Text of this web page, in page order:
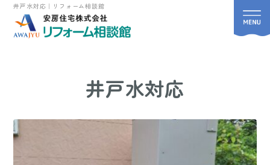
井戸水対応｜リフォーム相談館
井戸水対応